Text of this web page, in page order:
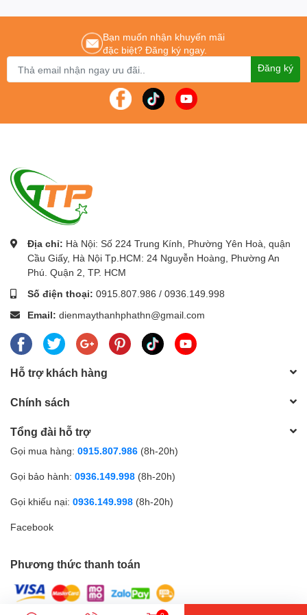
Bạn muốn nhận khuyến mãi
đặc biệt? Đăng ký ngay.
Đăng ký
Địa chỉ: Hà Nội: Số 224 Trung Kính, Phường Yên Hoà, quận
Cầu Giấy, Hà Nội Tp.HCM: 24 Nguyễn Hoàng, Phường An
Phú. Quận 2, TP. HCM
Số điện thoại: 0915.807.986 / 0936.149.998
Email: dienmaythanhphathn@gmail.com
Hỗ trợ khách hàng
Chính sách
Tổng đài hỗ trợ
Gọi mua hàng: 0915.807.986 (8h-20h)
Gọi bảo hành: 0936.149.998 (8h-20h)
Gọi khiếu nại: 0936.149.998 (8h-20h)
Facebook
Phương thức thanh toán